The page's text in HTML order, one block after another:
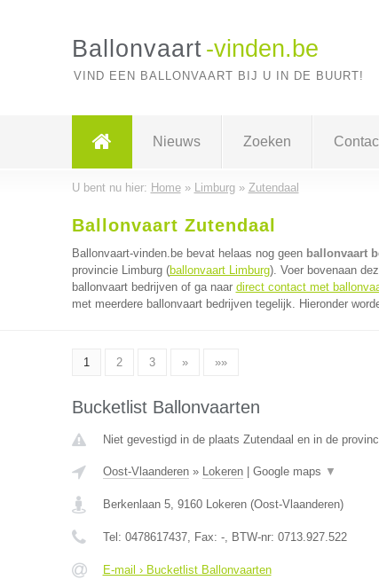
Ballonvaart -vinden.be
VIND EEN BALLONVAART BIJ U IN DE BUURT!
Nieuws Zoeken
U bent nu hier: Home» Limburg» Zutendaal
Ballonvaart Zutendaal
Ballonvaart-vinden.be bevat helaas nog geen ballonvaart
provincie Limburg (ballonvaart Limburg). Voer bovenaan
ballonvaart bedrijven of ga naar direct contact met
met meerdere ballonvaart bedrijven tegelijk. Hieronder
1 2 3 » »»
Bucketlist Ballonvaarten
Niet gevestigd in de plaats Zutendaal en in de
Oost-Vlaanderen» Lokeren| Google maps ▼
Berkenlaan 5, 9160 Lokeren(Oost-Vlaanderen)
Tel: 0478617437, Fax: -, BTW-nr: 0713.927.522
E-mail › Bucketlist Ballonvaarten